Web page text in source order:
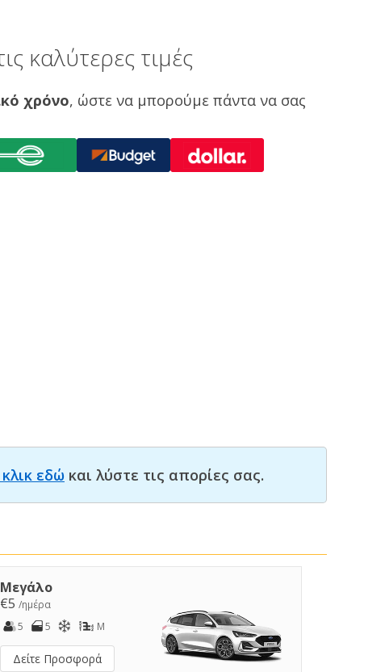
καλύτερες τιμές
χρόνο, ώστε να μπορούμε πάντα να σας
εδώ και λύστε τις απορίες σας.
Μεγάλο
€5 /ημέρα
5
5 M
Δείτε Προσφορά